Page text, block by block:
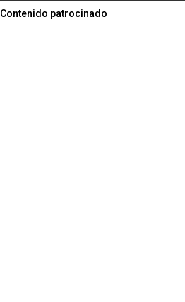
Contenido patrocinado